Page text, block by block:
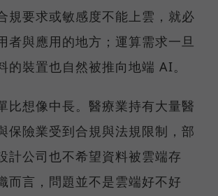
規要求或敏感度不能上雲，就必
者與應用的地方；運算需求一旦
的裝置也自然被推向地端 AI。
比想像中長。醫療業持有大量醫
保險業受到合規與法規限制，部
計公司也不希望資料被雲端存
而言，問題並不是雲端好不好